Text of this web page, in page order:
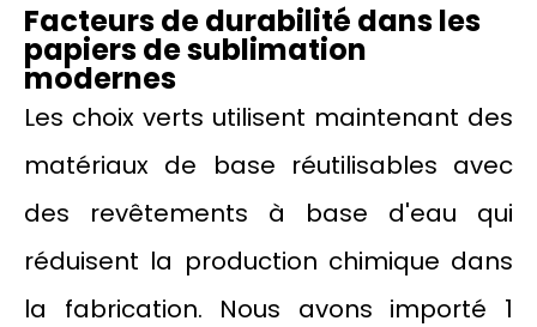
Facteurs de durabilité dans les
papiers de sublimation
modernes
Les choix verts utilisent maintenant des
matériaux de base réutilisables avec
des revêtements à base d'eau qui
réduisent la production chimique dans
la fabrication. Nous avons importé 1